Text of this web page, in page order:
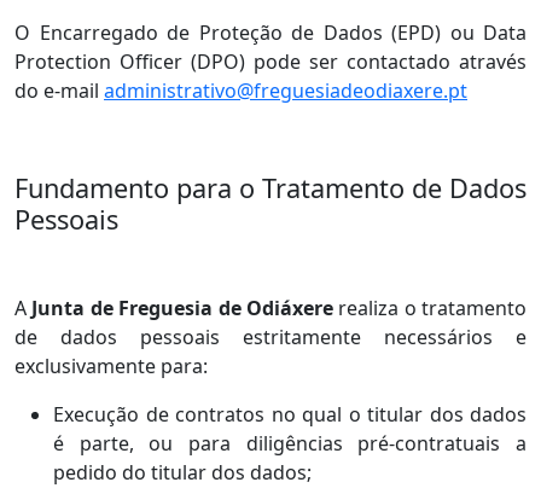
O Encarregado de Proteção de Dados (EPD) ou Data
Protection Officer (DPO) pode ser contactado através
do e-mail administrativo@freguesiadeodiaxere.pt
Fundamento para o Tratamento de Dados
Pessoais
A Junta de Freguesia de Odiáxere realiza o tratamento
de dados pessoais estritamente necessários e
exclusivamente para:
Execução de contratos no qual o titular dos dados
é parte, ou para diligências pré-contratuais a
pedido do titular dos dados;